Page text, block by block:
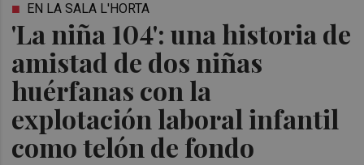
'La niña 104': una historia de
amistad de dos niñas
huérfanas con la
explotación laboral infantil
como telón de fondo
EN LA SALA L'HORTA